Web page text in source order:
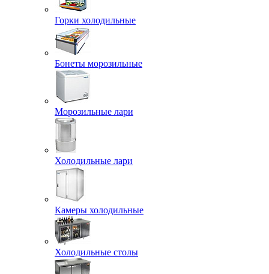
Горки холодильные
Бонеты морозильные
Морозильные лари
Холодильные лари
Камеры холодильные
Холодильные столы